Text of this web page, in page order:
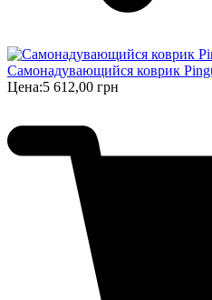
Самонадувающийся коврик
Цена:5 612,00 грн